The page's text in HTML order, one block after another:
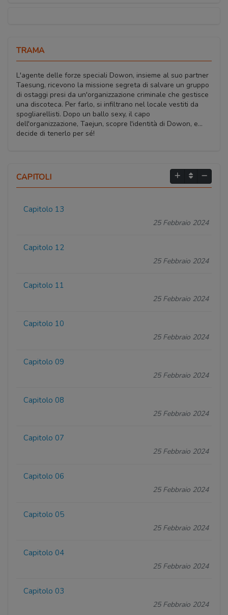
TRAMA
L'agente delle forze speciali Dowon, insieme al suo partner
Taesung, ricevono la missione segreta di salvare un gruppo
di ostaggi presi da un'organizzazione criminale che gestisce
una discoteca. Per farlo, si infiltrano nel locale vestiti da
spogliarellisti. Dopo un ballo sexy, il capo
dell'organizzazione, Taejun, scopre l'identità di Dowon, e...
decide di tenerlo per sé!
CAPITOLI
Capitolo 13
25 Febbraio 2024
Capitolo 12
25 Febbraio 2024
Capitolo 11
25 Febbraio 2024
Capitolo 10
25 Febbraio 2024
Capitolo 09
25 Febbraio 2024
Capitolo 08
25 Febbraio 2024
Capitolo 07
25 Febbraio 2024
Capitolo 06
25 Febbraio 2024
Capitolo 05
25 Febbraio 2024
Capitolo 04
25 Febbraio 2024
Capitolo 03
25 Febbraio 2024